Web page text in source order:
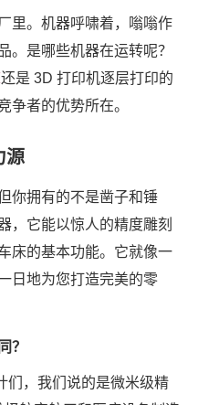
里。机器呼啸着，嗡嗡作
。是哪些机器在运转呢？
还是 3D 打印机逐层打印的
争者的优势所在。
源
你拥有的不是凿子和锤
，它能以惊人的精度雕刻
床的基本功能。它就像一
日地为您打造完美的零
？
们，我们说的是微米级精